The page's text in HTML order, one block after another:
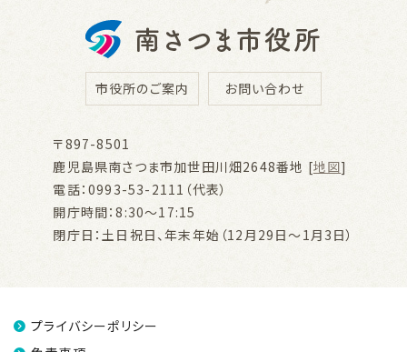
市役所のご案内 お問い合わせ
〒897-8501
鹿児島県南さつま市加世田川畑2648番地 [地図]
電話：0993-53-2111（代表）
開庁時間：8:30～17:15
閉庁日：土日祝日、年末年始（12月29日～1月3日）
プライバシーポリシー